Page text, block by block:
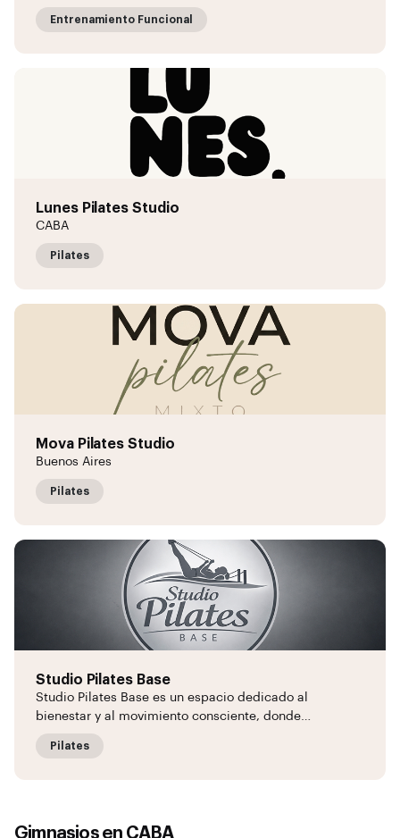
Entrenamiento Funcional
Lunes Pilates Studio
CABA
Pilates
Mova Pilates Studio
Buenos Aires
Pilates
Studio Pilates Base
Studio Pilates Base es un espacio dedicado al
bienestar y al movimiento consciente, donde…
Pilates
Gimnasios en CABA